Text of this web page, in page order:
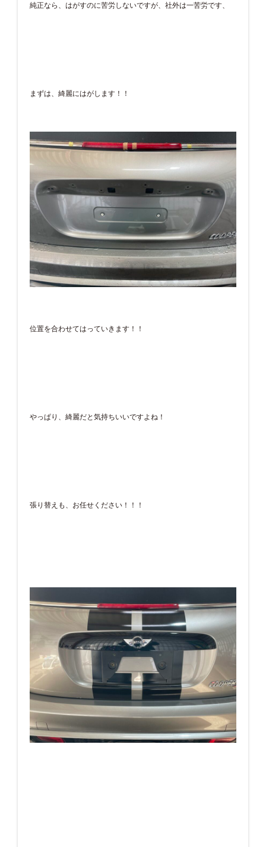
純正なら、はがすのに苦労しないですが、社外は一苦労です、
まずは、綺麗にはがします！！
位置を合わせてはっていきます！！
やっぱり、綺麗だと気持ちいいですよね！
張り替えも、お任せください！！！